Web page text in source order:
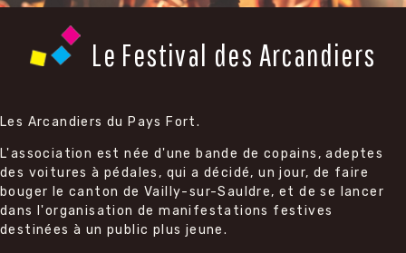
Le Festival des Arcandiers
Les Arcandiers du Pays Fort.
L'association est née d'une bande de copains, adeptes
des voitures à pédales, qui a décidé, un jour, de faire
bouger le canton de Vailly-sur-Sauldre, et de se lancer
dans l'organisation de manifestations festives
destinées à un public plus jeune.